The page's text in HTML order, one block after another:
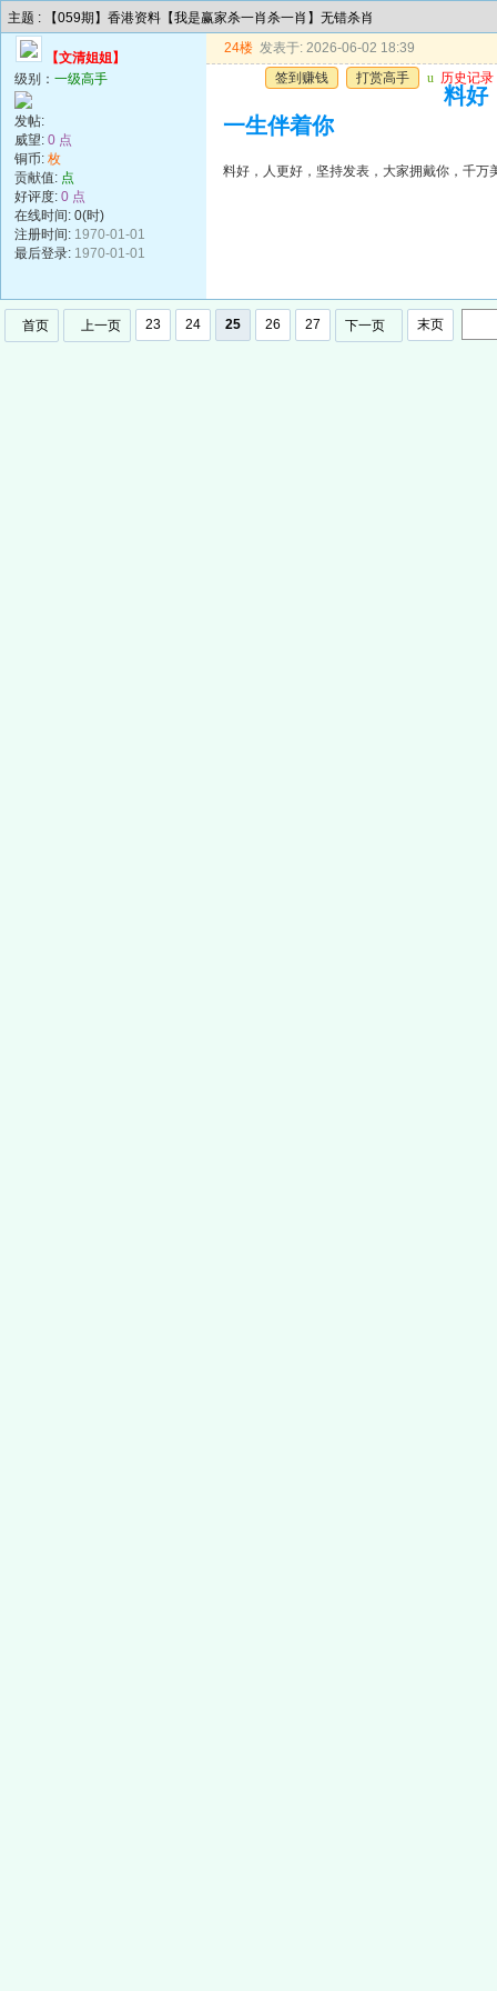
主题 : 【059期】香港资料【我是赢家杀一肖杀一肖】无错杀肖
【文清姐姐】
级别： 一级高手
发帖:
威望: 0 点
铜币: 枚
贡献值: 点
好评度: 0 点
在线时间: 0(时)
注册时间: 1970-01-01
最后登录: 1970-01-01
24楼 发表于: 2026-06-02 18:39
签到赚钱
打赏高手 u 历史记录
料好
一生伴着你
料好，人更好，坚持发表，大家拥戴你，千万
首页 上一页 23 24 25 26 27 下一页 末页